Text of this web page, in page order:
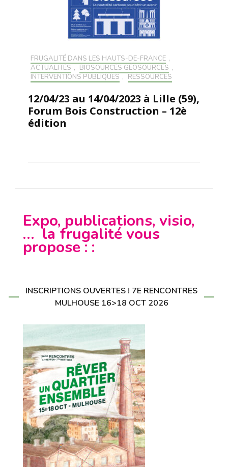
FRUGALITÉ DANS LES HAUTS-DE-FRANCE ,
ACTUALITÉS , BIOSOURCÉS GÉOSOURCÉS ,
INTERVENTIONS PUBLIQUES , RESSOURCES
12/04/23 au 14/04/2023 à Lille (59),
Forum Bois Construction – 12è
édition
Expo, publications, visio,
… la frugalité vous
propose : :
INSCRIPTIONS OUVERTES ! 7E RENCONTRES
MULHOUSE 16>18 OCT 2026